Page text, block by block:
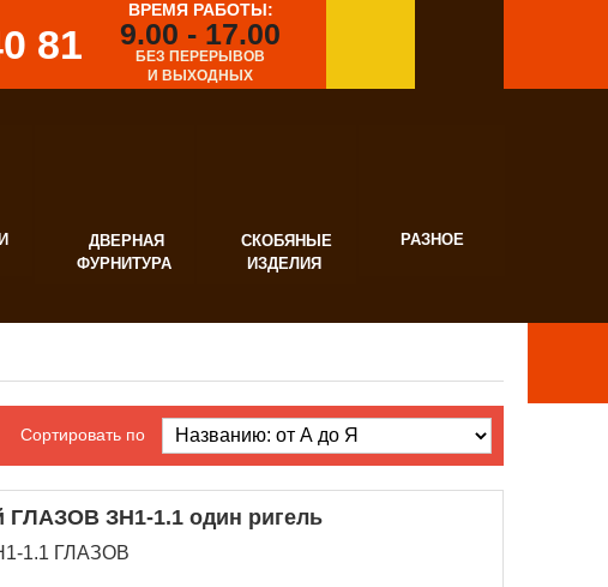
ДВЕРНАЯ
ФУРНИТУРА
СКОБЯНЫЕ
ИЗДЕЛИЯ
РАЗНОЕ
81
ВРЕМЯ РАБОТЫ:
9.00 - 17.00
БЕЗ ПЕРЕРЫВОВ
И ВЫХОДНЫХ
Сортировать по
ГЛАЗОВ ЗН1-1.1 один ригель
1.1 ГЛАЗОВ